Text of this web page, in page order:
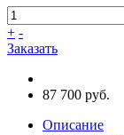
+ -
Заказать
87 700 руб.
Описание